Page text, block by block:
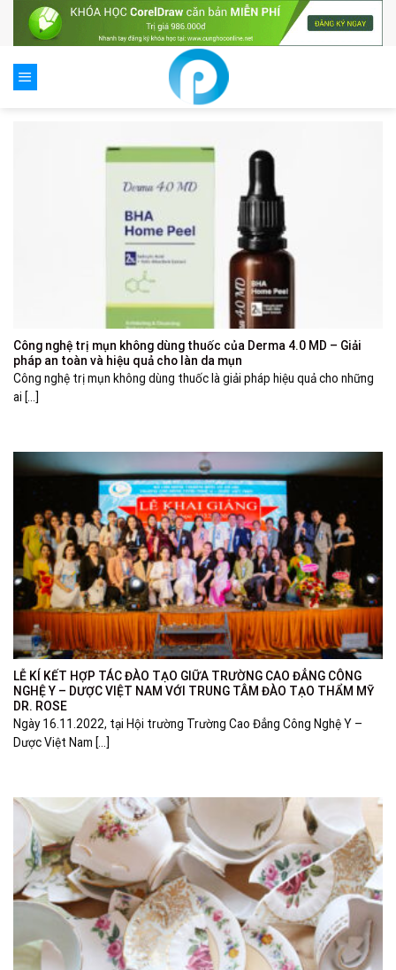
Công nghệ trị mụn không dùng thuốc của Derma 4.0 MD – Giải
pháp an toàn và hiệu quả cho làn da mụn
Công nghệ trị mụn không dùng thuốc là giải pháp hiệu quả cho những
ai [...]
LỄ KÍ KẾT HỢP TÁC ĐÀO TẠO GIỮA TRƯỜNG CAO ĐẲNG CÔNG
NGHỆ Y – DƯỢC VIỆT NAM VỚI TRUNG TÂM ĐÀO TẠO THẨM MỸ
DR. ROSE
Ngày 16.11.2022, tại Hội trường Trường Cao Đẳng Công Nghệ Y –
Dược Việt Nam [...]